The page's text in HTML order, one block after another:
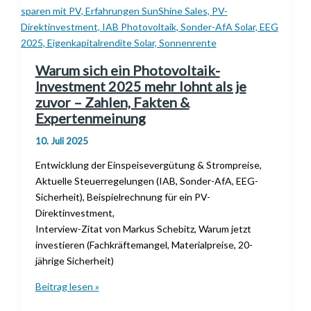
Warum sich ein Photovoltaik-
Investment 2025 mehr lohnt als je
zuvor – Zahlen, Fakten &
Expertenmeinung
10. Juli 2025
Entwicklung der Einspeisevergütung & Strompreise,
Aktuelle Steuerregelungen (IAB, Sonder-AfA, EEG-
Sicherheit), Beispielrechnung für ein PV-
Direktinvestment,
Interview-Zitat von Markus Schebitz, Warum jetzt
investieren (Fachkräftemangel, Materialpreise, 20-
jährige Sicherheit)
Warum
Beitrag lesen »